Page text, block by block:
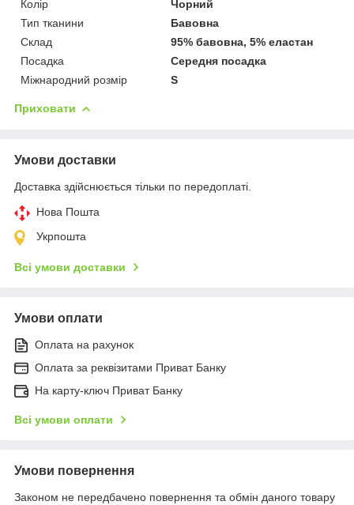
Колір
Чорний
Тип тканини
Бавовна
Склад
95% бавовна, 5% еластан
Посадка
Середня посадка
Міжнародний розмір
S
Приховати
Умови доставки
Доставка здійснюється тільки по передоплаті.
Нова Пошта
Укрпошта
Всі умови доставки
Умови оплати
Оплата на рахунок
Оплата за реквізитами Приват Банку
На карту-ключ Приват Банку
Всі умови оплати
Умови повернення
Законом не передбачено повернення та обмін даного товару